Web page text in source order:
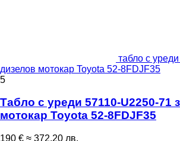
табло с
дизелов мотокар Toyota 52-8FDJF35
5
Табло с уреди 57110-U2250-71
мотокар Toyota 52-8FDJF35
190 € ≈ 372,20 лв.